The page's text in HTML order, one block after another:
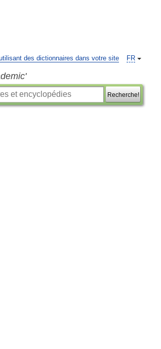
FR
des dictionnaires dans votre site
Recherche!